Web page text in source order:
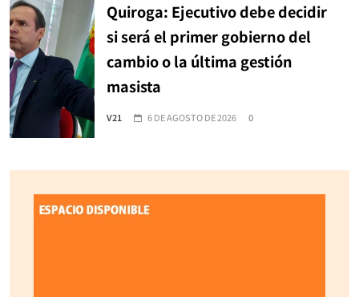
Quiroga: Ejecutivo debe decidir
si será el primer gobierno del
cambio o la última gestión
masista
V21 6 DE AGOSTO DE 2026 0